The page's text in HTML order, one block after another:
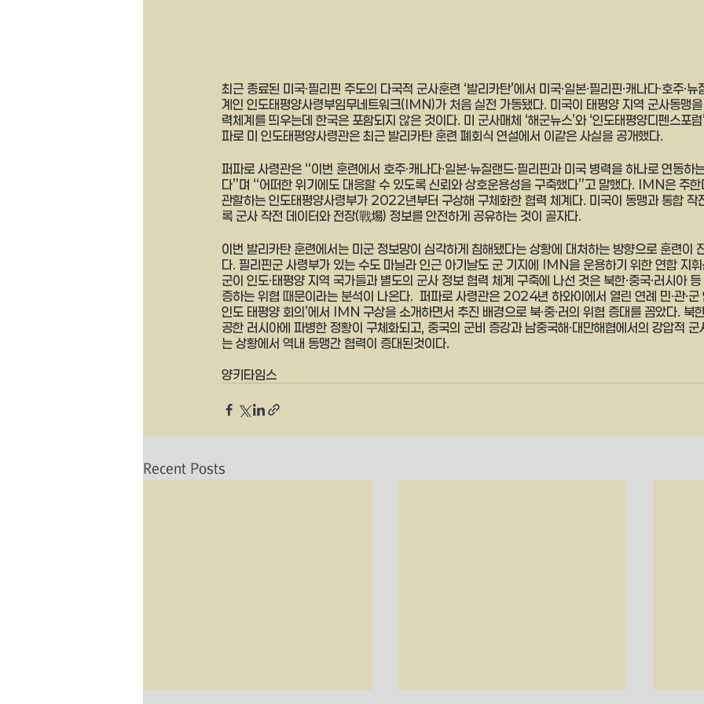
최근 종료된 미국·필리핀 주도의 다국적 군사훈련 ‘발리카탄’에서 미국·일본·필리핀·캐나다·호주·뉴
계인 인도태평양사령부임무네트워크(IMN)가 처음 실전 가동됐다. 미국이 태평양 지역 군사동맹
력체계를 띄우는데 한국은 포함되지 않은 것이다. 미 군사매체 ‘해군뉴스’와 ‘인도태평양디펜스포
파로 미 인도태평양사령관은 최근 발리카탄 훈련 폐회식 연설에서 이같은 사실을 공개했다.
퍼파로 사령관은 “이번 훈련에서 호주·캐나다·일본·뉴질랜드·필리핀과 미국 병력을 하나로 연동
다”며 “어떠한 위기에도 대응할 수 있도록 신뢰와 상호운용성을 구축했다”고 말했다. IMN은 주한
관할하는 인도태평양사령부가 2022년부터 구상해 구체화한 협력 체계다. 미국이 동맹과 통합 작
록 군사 작전 데이터와 전장(戰場) 정보를 안전하게 공유하는 것이 골자다.
이번 발리카탄 훈련에서는 미군 정보망이 심각하게 침해됐다는 상황에 대처하는 방향으로 훈련이
다. 필리핀군 사령부가 있는 수도 마닐라 인근 아기날도 군 기지에 IMN을 운용하기 위한 연합 지휘
군이 인도·태평양 지역 국가들과 별도의 군사 정보 협력 체계 구축에 나선 것은 북한·중국·러시아
증하는 위협 때문이라는 분석이 나온다.  퍼파로 사령관은 2024년 하와이에서 열린 연례 민·관·군
인도 태평양 회의’에서 IMN 구상을 소개하면서 추진 배경으로 북·중·러의 위협 증대를 꼽았다. 북
공한 러시아에 파병한 정황이 구체화되고, 중국의 군비 증강과 남중국해·대만해협에서의 강압적 군
는 상황에서 역내 동맹간 협력이 증대된것이다.
양키타임스
Recent Posts